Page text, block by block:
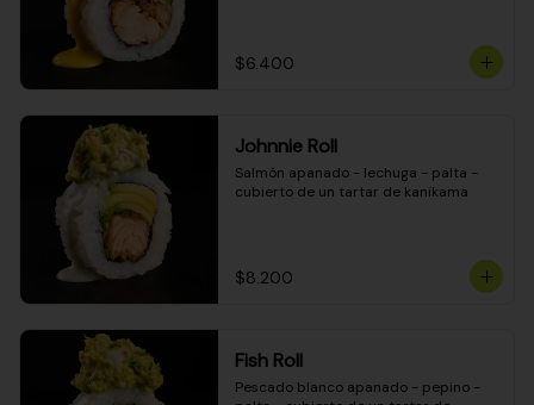
$6.400
Johnnie Roll
Salmón apanado - lechuga - palta -
cubierto de un tartar de kanikama
$8.200
Fish Roll
Pescado blanco apanado - pepino -